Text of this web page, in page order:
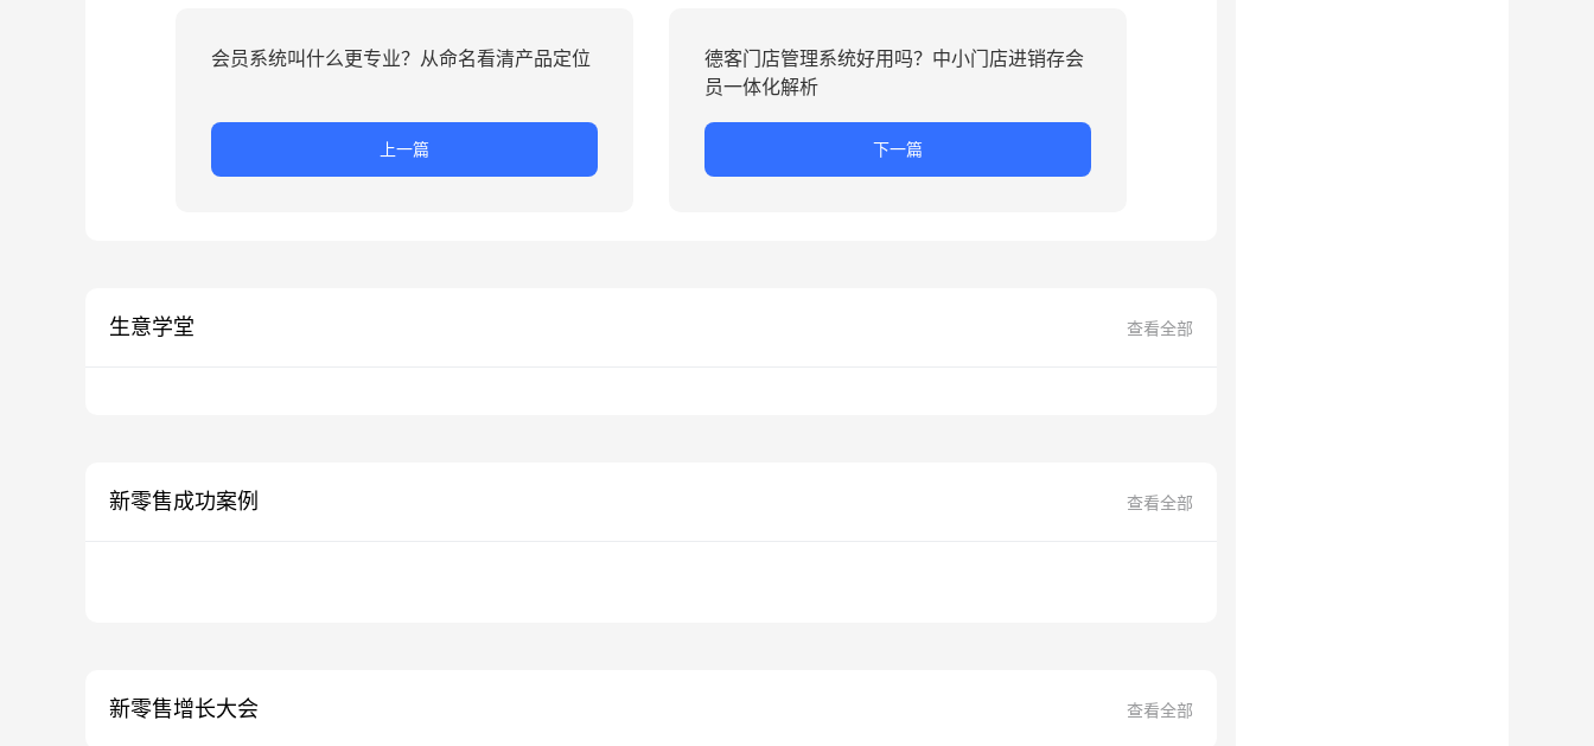
会员系统叫什么更专业？从命名看清产品定位
上一篇
德客门店管理系统好用吗？中小门店进销存会
员一体化解析
下一篇
生意学堂 查看全部
新零售成功案例 查看全部
新零售增长大会 查看全部